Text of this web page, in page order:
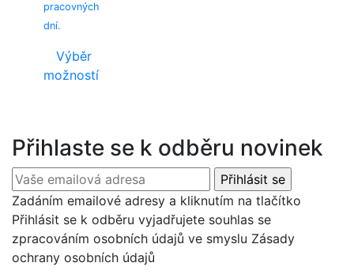
pracovných
dní.
Výběr
možností
multiple
variants.
The
options
may
be
chosen
Přihlaste se k odběru novinek
Zadáním emailové adresy a kliknutím na tlačítko
Přihlásit se k odběru vyjadřujete souhlas se
zpracováním osobních údajů ve smyslu Zásady
ochrany osobních údajů